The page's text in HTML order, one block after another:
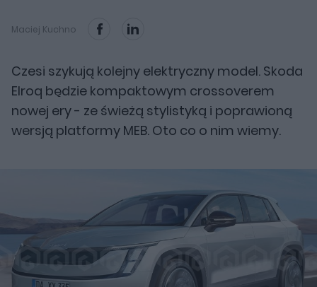
Maciej Kuchno
Czesi szykują kolejny elektryczny model. Skoda
Elroq będzie kompaktowym crossoverem
nowej ery - ze świeżą stylistyką i poprawioną
wersją platformy MEB. Oto co o nim wiemy.